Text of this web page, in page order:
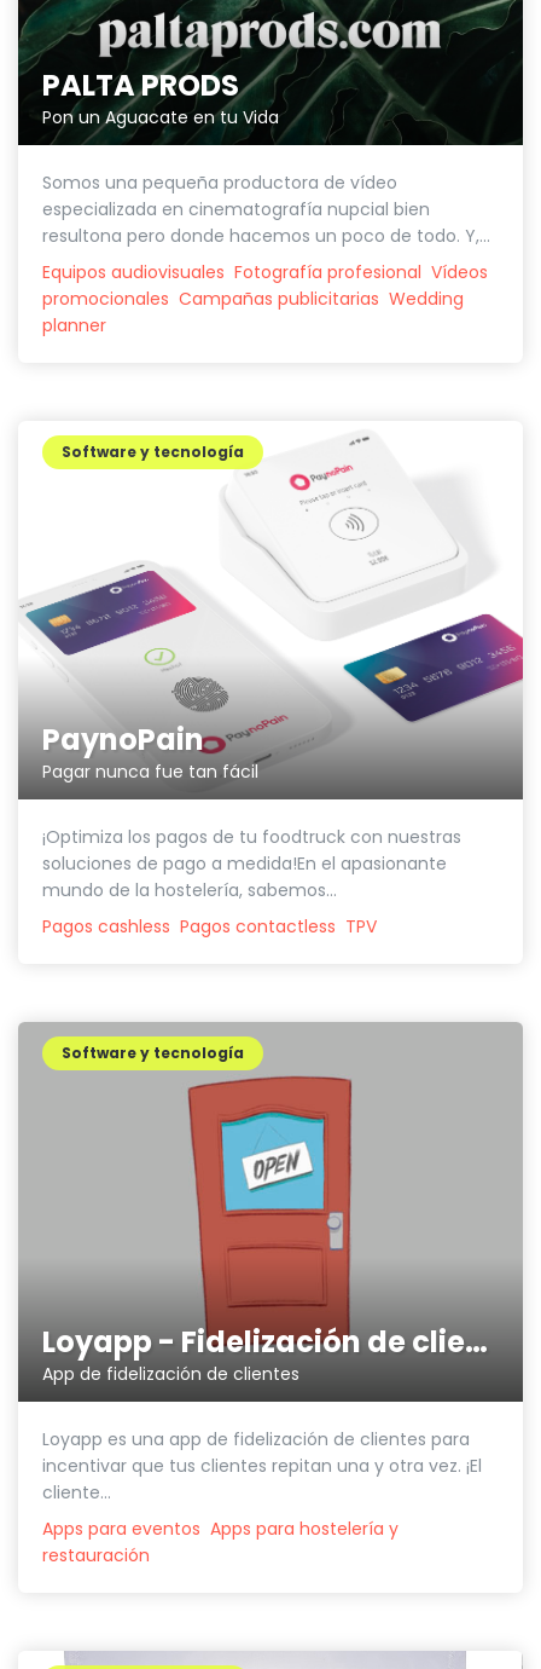
PALTA PRODS
Pon un Aguacate en tu Vida
Somos una pequeña productora de vídeo
especializada en cinematografía nupcial bien
resultona pero donde hacemos un poco de todo. Y,...
Equipos audiovisuales Fotografía profesional Vídeos
promocionales Campañas publicitarias Wedding
planner
PaynoPain
Pagar nunca fue tan fácil
Software y tecnología
¡Optimiza los pagos de tu foodtruck con nuestras
soluciones de pago a medida!En el apasionante
mundo de la hostelería, sabemos...
Pagos cashless Pagos contactless TPV
Loyapp - Fidelización de clientes
App de fidelización de clientes
Software y tecnología
Loyapp es una app de fidelización de clientes para
incentivar que tus clientes repitan una y otra vez. ¡El
cliente...
Apps para eventos Apps para hostelería y
restauración